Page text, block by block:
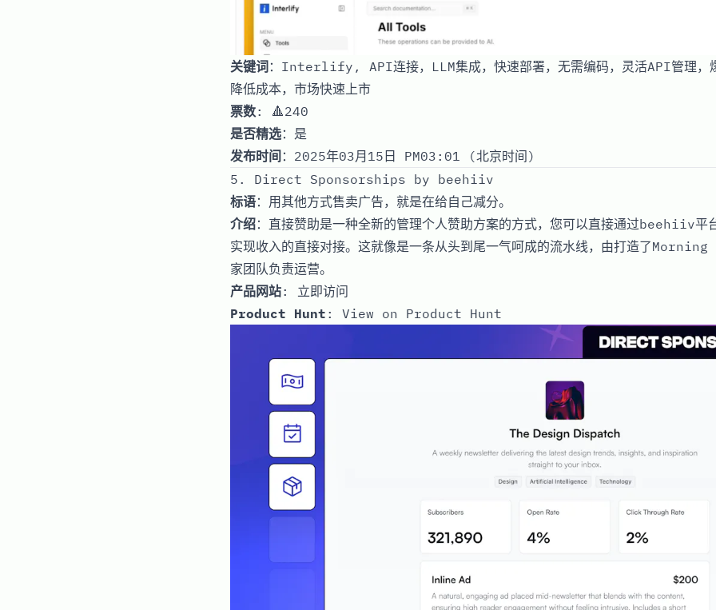
关键词：Interlify, API连接，LLM集成，快速部署，无需编码，灵活API管理，
降低成本，市场快速上市
票数: 🔺240
是否精选：是
发布时间 ：2025年03月15日 PM03:01 (北京时间)
5. Direct Sponsorships by beehiiv
标语：用其他方式售卖广告，就是在给自己减分。
介绍：直接赞助是一种全新的管理个人赞助方案的方式，您可以直接通过beehiiv平
实现收入的直接对接。这就像是一条从头到尾一气呵成的流水线，由打造了
家团队负责运营。
产品网站: 立即访问
Product Hunt : View on Product Hunt